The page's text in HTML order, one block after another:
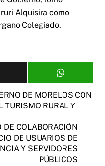
Alquisira como
Colegiado.
DE MORELOS CON
TURISMO RURAL Y
COLABORACIÓN
DE USUARIOS DE
Y SERVIDORES
PÚBLICOS